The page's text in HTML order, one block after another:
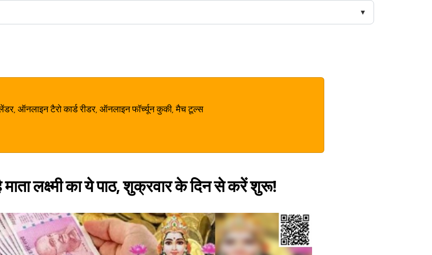
ऑनलाइन टैरो कार्ड रीडर, ऑनलाइन फॉर्च्यून कुकी, मैच टूल्स
लक्ष्मी का ये पाठ, शुक्रवार के दिन से करें शुरू!